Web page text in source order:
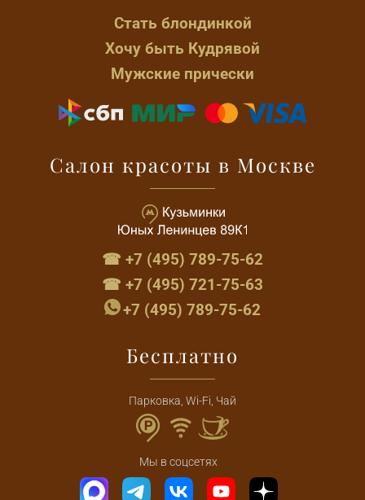
Стать блондинкой
Хочу быть Кудрявой
Мужские прически
Салон красоты в Москве
☎ +7 (495) 789-75-62
☎ +7 (495) 721-75-63
+7 (495) 789-75-62
Бесплатно
Парковка, Wi-Fi, Чай
Мы в соцсетях